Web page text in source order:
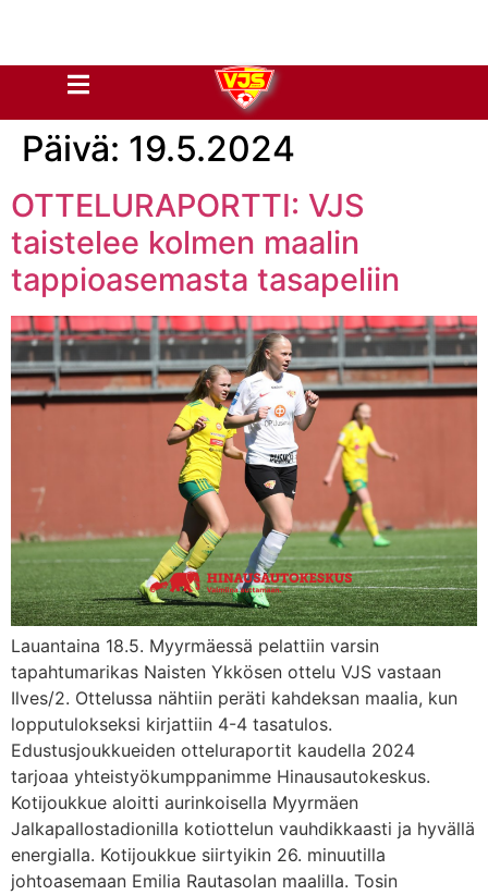
Päivä: 19.5.2024
OTTELURAPORTTI: VJS
taistelee kolmen maalin
tappioasemasta tasapeliin
Lauantaina 18.5. Myyrmäessä pelattiin varsin
tapahtumarikas Naisten Ykkösen ottelu VJS vastaan
Ilves/2. Ottelussa nähtiin peräti kahdeksan maalia, kun
lopputulokseksi kirjattiin 4-4 tasatulos.
Edustusjoukkueiden otteluraportit kaudella 2024
tarjoaa yhteistyökumppanimme Hinausautokeskus.
Kotijoukkue aloitti aurinkoisella Myyrmäen
Jalkapallostadionilla kotiottelun vauhdikkaasti ja hyvällä
energialla. Kotijoukkue siirtyikin 26. minuutilla
johtoasemaan Emilia Rautasolan maalilla. Tosin